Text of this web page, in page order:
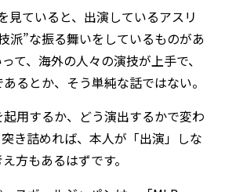
見ていると、出演しているアスリ
派”な振る舞いをしているものがあ
て、海外の人々の演技が上手で、
るとか、そう単純な話ではない。
用するか、どう演出するかで変わ
き詰めれば、本人が「出演」しな
方もあるはずです。